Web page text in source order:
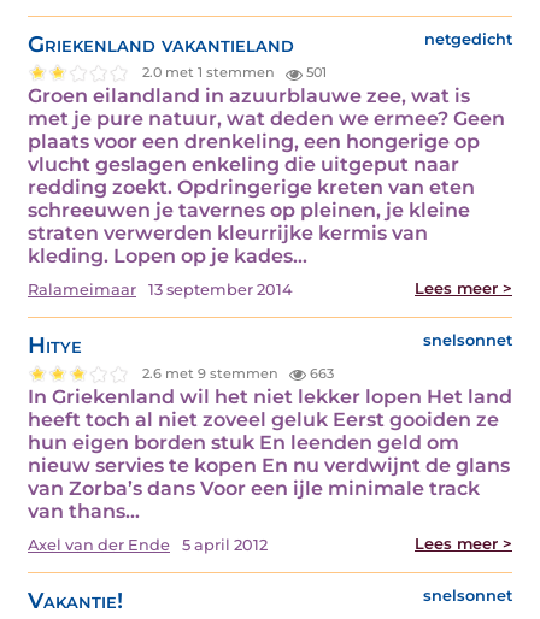
Griekenland vakantieland netgedicht
2.0 met 1 stemmen 501
Groen eilandland in azuurblauwe zee, wat is
met je pure natuur, wat deden we ermee? Geen
plaats voor een drenkeling, een hongerige op
vlucht geslagen enkeling die uitgeput naar
redding zoekt. Opdringerige kreten van eten
schreeuwen je tavernes op pleinen, je kleine
straten verwerden kleurrijke kermis van
kleding. Lopen op je kades…
Ralameimaar 13 september 2014 Lees meer >
Hitye snelsonnet
2.6 met 9 stemmen 663
In Griekenland wil het niet lekker lopen Het land
heeft toch al niet zoveel geluk Eerst gooiden ze
hun eigen borden stuk En leenden geld om
nieuw servies te kopen En nu verdwijnt de glans
van Zorba’s dans Voor een ijle minimale track
van thans…
Axel van der Ende 5 april 2012 Lees meer >
Vakantie! snelsonnet